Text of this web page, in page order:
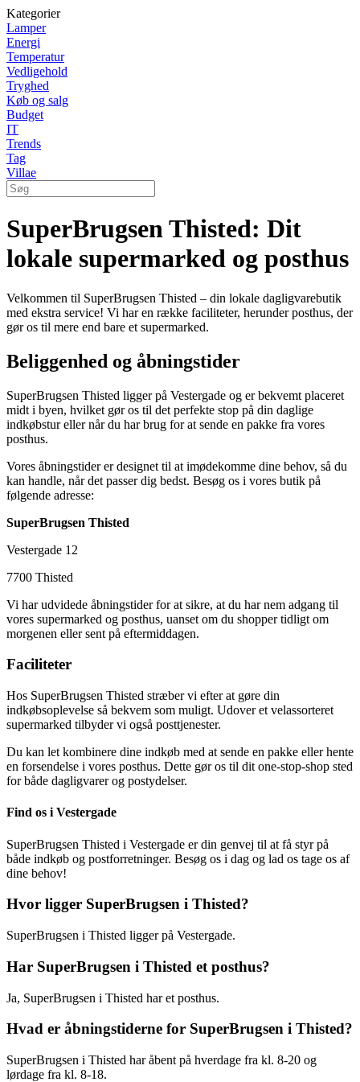
Kategorier
Lamper
Energi
Temperatur
Vedligehold
Tryghed
Køb og salg
Budget
IT
Trends
Tag
Villae
SuperBrugsen Thisted: Dit
lokale supermarked og posthus
Velkommen til SuperBrugsen Thisted – din lokale dagligvarebutik
med ekstra service! Vi har en række faciliteter, herunder posthus, der
gør os til mere end bare et supermarked.
Beliggenhed og åbningstider
SuperBrugsen Thisted ligger på Vestergade og er bekvemt placeret
midt i byen, hvilket gør os til det perfekte stop på din daglige
indkøbstur eller når du har brug for at sende en pakke fra vores
posthus.
Vores åbningstider er designet til at imødekomme dine behov, så du
kan handle, når det passer dig bedst. Besøg os i vores butik på
følgende adresse:
SuperBrugsen Thisted
Vestergade 12
7700 Thisted
Vi har udvidede åbningstider for at sikre, at du har nem adgang til
vores supermarked og posthus, uanset om du shopper tidligt om
morgenen eller sent på eftermiddagen.
Faciliteter
Hos SuperBrugsen Thisted stræber vi efter at gøre din
indkøbsoplevelse så bekvem som muligt. Udover et velassorteret
supermarked tilbyder vi også posttjenester.
Du kan let kombinere dine indkøb med at sende en pakke eller hente
en forsendelse i vores posthus. Dette gør os til dit one-stop-shop sted
for både dagligvarer og postydelser.
Find os i Vestergade
SuperBrugsen Thisted i Vestergade er din genvej til at få styr på
både indkøb og postforretninger. Besøg os i dag og lad os tage os af
dine behov!
Hvor ligger SuperBrugsen i Thisted?
SuperBrugsen i Thisted ligger på Vestergade.
Har SuperBrugsen i Thisted et posthus?
Ja, SuperBrugsen i Thisted har et posthus.
Hvad er åbningstiderne for SuperBrugsen i Thisted?
SuperBrugsen i Thisted har åbent på hverdage fra kl. 8-20 og
lørdage fra kl. 8-18.